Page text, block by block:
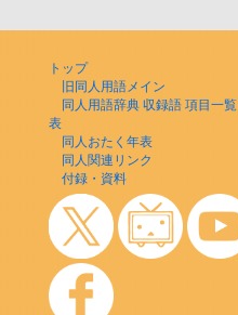
トップ
旧同人用語メイン
同人用語辞典 収録語 項目一覧
表
同人おたく年表
同人関連リンク
付録・資料